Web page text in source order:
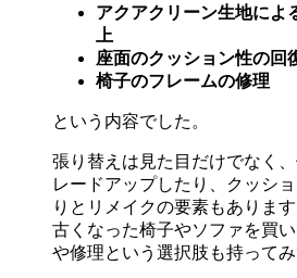
アクアクリーン生地によ
上
座面のクッション性の回
椅子のフレームの修理
という内容でした。
張り替えは見た目だけでなく
レードアップしたり、クッシ
りとリメイクの要素もあります
古くなった椅子やソファを買
や修理という選択肢も持って